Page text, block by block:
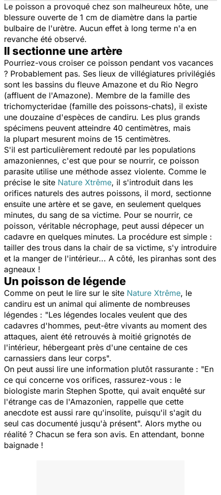
Le poisson a provoqué chez son malheureux hôte, une
blessure ouverte de 1 cm de diamètre dans la partie
bulbaire de l'urètre. Aucun effet à long terme n'a en
revanche été observé.
Il sectionne une artère
Pourriez-vous croiser ce poisson pendant vos vacances
? Probablement pas. Ses lieux de villégiatures privilégiés
sont les bassins du fleuve Amazone et du Rio Negro
(affluent de l'Amazone). Membre de la famille des
trichomycteridae (famille des poissons-chats), il existe
une douzaine d'espèces de candiru. Les plus grands
spécimens peuvent atteindre 40 centimètres, mais
la plupart mesurent moins de 15 centimètres.
S'il est particulièrement redouté par les populations
amazoniennes, c'est que pour se nourrir, ce poisson
parasite utilise une méthode assez violente. Comme le
précise le site Nature Xtrême, il s'introduit dans les
orifices naturels des autres poissons, il mord, sectionne
ensuite une artère et se gave, en seulement quelques
minutes, du sang de sa victime. Pour se nourrir, ce
poisson, véritable nécrophage, peut aussi dépecer un
cadavre en quelques minutes. La procédure est simple :
tailler des trous dans la chair de sa victime, s'y introduire
et la manger de l'intérieur... A côté, les piranhas sont des
agneaux !
Un poisson de légende
Comme on peut le lire sur le site Nature Xtrême, le
candiru est un animal qui alimente de nombreuses
légendes : "Les légendes locales veulent que des
cadavres d'hommes, peut-être vivants au moment des
attaques, aient été retrouvés à moitié grignotés de
l'intérieur, hébergeant près d'une centaine de ces
carnassiers dans leur corps".
On peut aussi lire une information plutôt rassurante : "En
ce qui concerne vos orifices, rassurez-vous : le
biologiste marin Stephen Spotte, qui avait enquêté sur
l'étrange cas de l'Amazonien, rappelle que cette
anecdote est aussi rare qu'insolite, puisqu'il s'agit du
seul cas documenté jusqu'à présent". Alors mythe ou
réalité ? Chacun se fera son avis. En attendant, bonne
baignade !